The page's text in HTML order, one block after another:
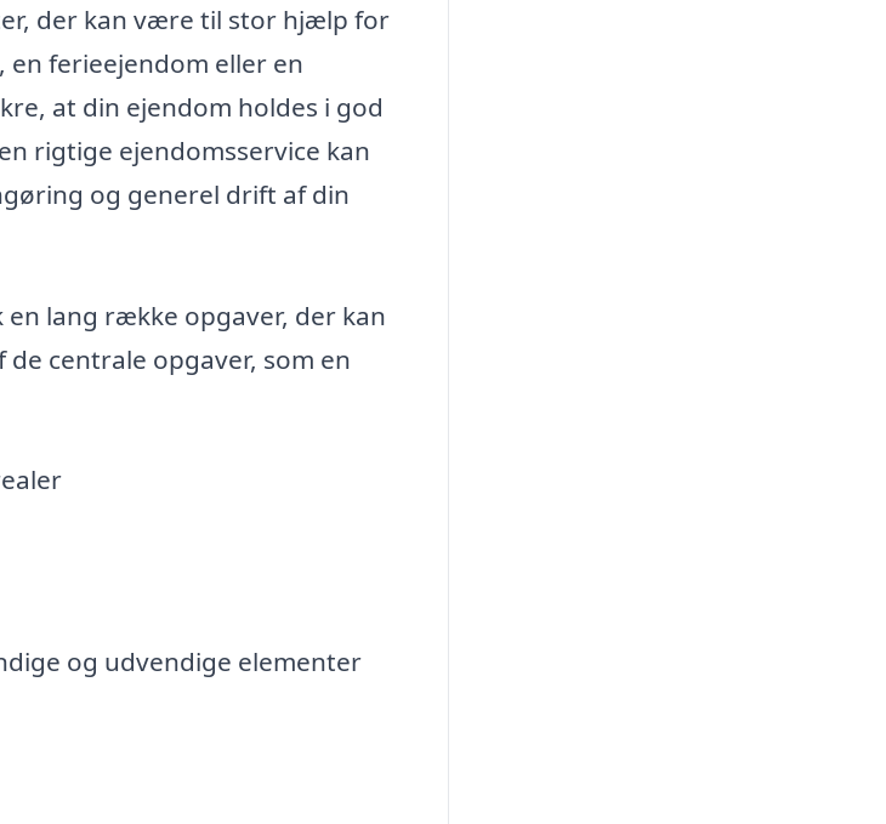
der kan være til stor hjælp for
ferieejendom eller en
at din ejendom holdes i god
rigtige ejendomsservice kan
og generel drift af din
lang række opgaver, der kan
centrale opgaver, som en
og udvendige elementer